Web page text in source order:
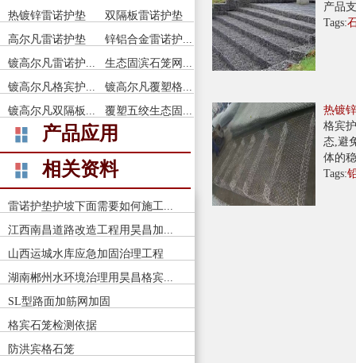
热镀锌雷诺护垫
双隔板雷诺护垫
高尔凡雷诺护垫
锌铝合金雷诺护...
镀高尔凡雷诺护...
生态固滨石笼网...
镀高尔凡格宾护...
镀高尔凡覆塑格...
镀高尔凡双隔板...
覆塑五绞生态固...
产品应用
相关资料
雷诺护垫护坡下面需要如何施工...
江西南昌道路改造工程用昊昌加...
山西运城水库应急加固治理工程
湖南郴州水环境治理用昊昌格宾...
SL型路面加筋网加固
格宾石笼检测依据
防洪宾格石笼
产品
Tags:
热镀
格宾
态,避
体的
Tags: